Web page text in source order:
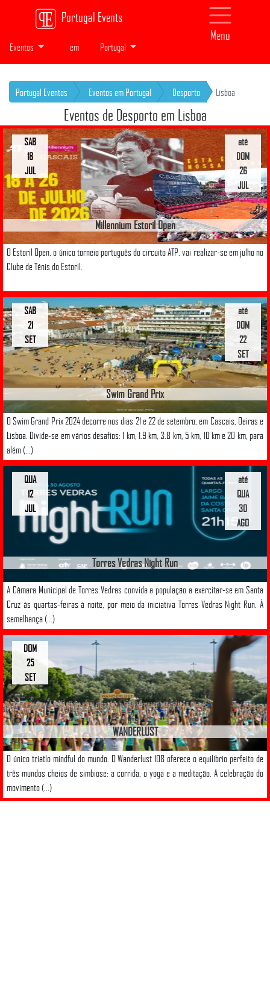
Portugal Events
Menu
Eventos em Portugal
Portugal Eventos Eventos em Portugal Desporto Lisboa
Eventos de Desporto em Lisboa
Millennium Estoril Open
O Estoril Open, o único torneio português do circuito ATP, vai realizar-se em julho no
Clube de Ténis do Estoril.
até
DOM
26
JUL
SAB
18
JUL
Swim Grand Prix
O Swim Grand Prix 2024 decorre nos dias 21 e 22 de setembro, em Cascais, Oeiras e
Lisboa. Divide-se em vários desafios: 1 km, 1.9 km, 3.8 km, 5 km, 10 km e 20 km, para
além (...)
até
DOM
22
SET
SAB
21
SET
Torres Vedras Night Run
A Câmara Municipal de Torres Vedras convida a população a exercitar-se em Santa
Cruz às quartas-feiras à noite, por meio da iniciativa Torres Vedras Night Run. À
semelhança (...)
até
QUA
30
AGO
QUA
12
JUL
WANDERLUST
O único triatlo mindful do mundo. O Wanderlust 108 oferece o equilíbrio perfeito de
três mundos cheios de simbiose: a corrida, o yoga e a meditação. A celebração do
movimento (...)
DOM
25
SET